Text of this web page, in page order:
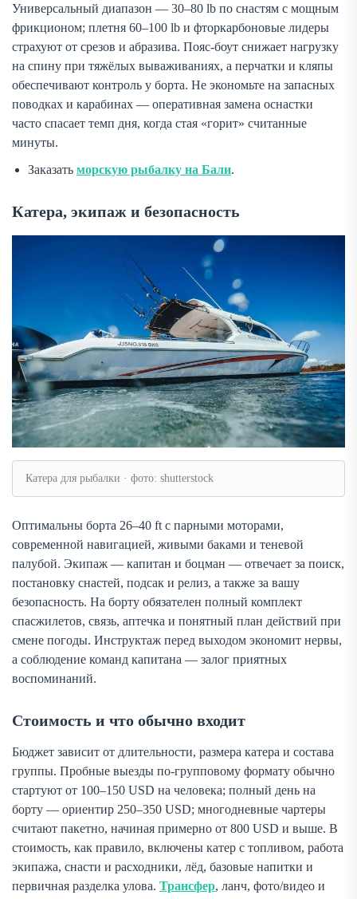
Универсальный диапазон — 30–80 lb по снастям с мощным
фрикционом; плетня 60–100 lb и фторкарбоновые лидеры
страхуют от срезов и абразива. Пояс-боут снижает нагрузку
на спину при тяжёлых вываживаниях, а перчатки и кляпы
обеспечивают контроль у борта. Не экономьте на запасных
поводках и карабинах — оперативная замена оснастки
часто спасает темп дня, когда стая «горит» считанные
минуты.
Заказать морскую рыбалку на Бали.
Катера, экипаж и безопасность
Катера для рыбалки · фото: shutterstock
Оптимальны борта 26–40 ft с парными моторами,
современной навигацией, живыми баками и теневой
палубой. Экипаж — капитан и боцман — отвечает за поиск,
постановку снастей, подсак и релиз, а также за вашу
безопасность. На борту обязателен полный комплект
спасжилетов, связь, аптечка и понятный план действий при
смене погоды. Инструктаж перед выходом экономит нервы,
а соблюдение команд капитана — залог приятных
воспоминаний.
Стоимость и что обычно входит
Бюджет зависит от длительности, размера катера и состава
группы. Пробные выезды по-групповому формату обычно
стартуют от 100–150 USD на человека; полный день на
борту — ориентир 250–350 USD; многодневные чартеры
считают пакетно, начиная примерно от 800 USD и выше. В
стоимость, как правило, включены катер с топливом, работа
экипажа, снасти и расходники, лёд, базовые напитки и
первичная разделка улова. Трансфер, ланч, фото/видео и